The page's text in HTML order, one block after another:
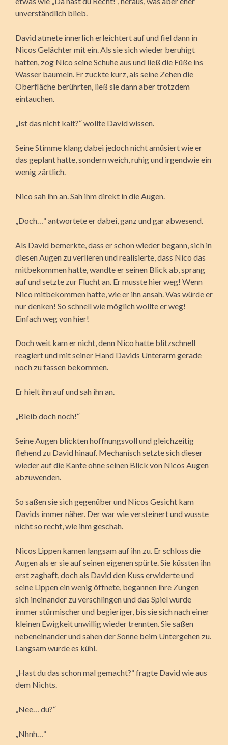
unverständlich blieb.
David atmete innerlich erleichtert auf und fiel dann in
Nicos Gelächter mit ein. Als sie sich wieder beruhigt
hatten, zog Nico seine Schuhe aus und ließ die Füße ins
Wasser baumeln. Er zuckte kurz, als seine Zehen die
Oberfläche berührten, ließ sie dann aber trotzdem
eintauchen.
„Ist das nicht kalt?“ wollte David wissen.
Seine Stimme klang dabei jedoch nicht amüsiert wie er
das geplant hatte, sondern weich, ruhig und irgendwie ein
wenig zärtlich.
Nico sah ihn an. Sah ihm direkt in die Augen.
„Doch…“ antwortete er dabei, ganz und gar abwesend.
Als David bemerkte, dass er schon wieder begann, sich in
diesen Augen zu verlieren und realisierte, dass Nico das
mitbekommen hatte, wandte er seinen Blick ab, sprang
auf und setzte zur Flucht an. Er musste hier weg! Wenn
Nico mitbekommen hatte, wie er ihn ansah. Was würde er
nur denken! So schnell wie möglich wollte er weg!
Einfach weg von hier!
Doch weit kam er nicht, denn Nico hatte blitzschnell
reagiert und mit seiner Hand Davids Unterarm gerade
noch zu fassen bekommen.
Er hielt ihn auf und sah ihn an.
„Bleib doch noch!“
Seine Augen blickten hoffnungsvoll und gleichzeitig
flehend zu David hinauf. Mechanisch setzte sich dieser
wieder auf die Kante ohne seinen Blick von Nicos Augen
abzuwenden.
So saßen sie sich gegenüber und Nicos Gesicht kam
Davids immer näher. Der war wie versteinert und wusste
nicht so recht, wie ihm geschah.
Nicos Lippen kamen langsam auf ihn zu. Er schloss die
Augen als er sie auf seinen eigenen spürte. Sie küssten ihn
erst zaghaft, doch als David den Kuss erwiderte und
seine Lippen ein wenig öffnete, begannen ihre Zungen
sich ineinander zu verschlingen und das Spiel wurde
immer stürmischer und begieriger, bis sie sich nach einer
kleinen Ewigkeit unwillig wieder trennten. Sie saßen
nebeneinander und sahen der Sonne beim Untergehen zu.
Langsam wurde es kühl.
„Hast du das schon mal gemacht?“ fragte David wie aus
dem Nichts.
„Nee… du?“
„Nhnh…“